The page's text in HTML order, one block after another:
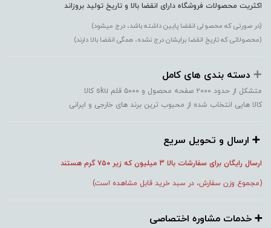
اکثریت محصولات فروشگاه دارای انقضا بالا و تاریخ تولید بروزاند
(در صورتی که محصولی انقضا پایین داشته باشد، درج میشود)
(محصولاتی که تاریخ انقضا برایشان درج نشده، همگی انقضا بالا دارند)
➕️ دسته بندی های کامل
متشکل از حدود ۲۰۰۰ صفحه محصول و ۵۰۰۰ قلم sku کالا
کالا هایی انتخاب شده از محبوب ترین برند های خارجی و ایرانی
➕️ ارسال و تحویل سریع
ارسال رایگان برای سفارشات بالا 3 میلیون که زیر ۷۵۰ گرم هستند
(مجموع وزن سفارش، در سبد خرید قابل مشاهده است)
➕️ خدمات مشاوره اختصاصی